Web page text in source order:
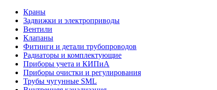
Краны
Задвижки и электроприводы
Вентили
Клапаны
Фитинги и детали трубопроводов
Радиаторы и комплектующие
Приборы учета и КИПиА
Приборы очистки и регулирования
Трубы чугунные SML